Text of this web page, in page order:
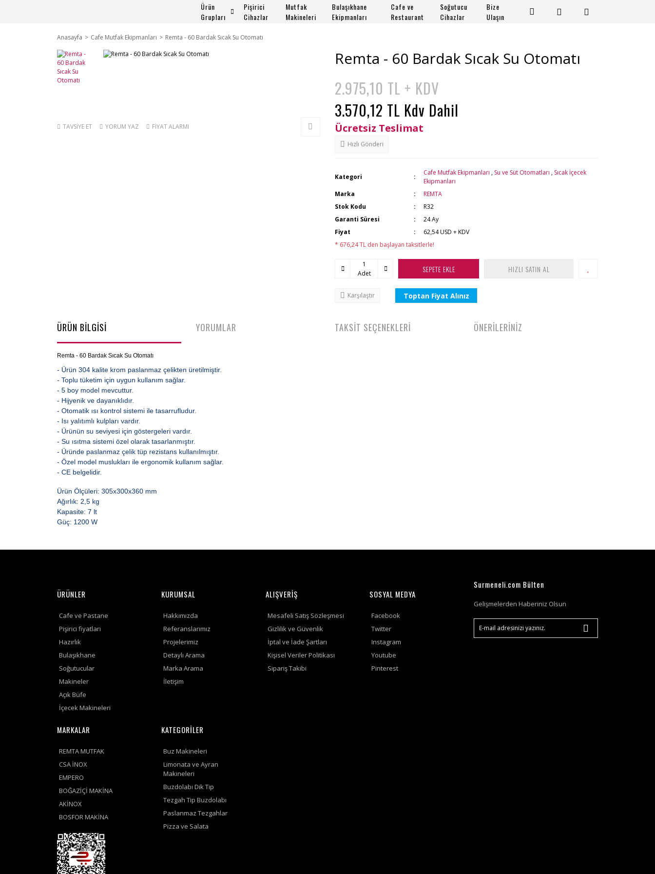
Ürün
Grupları
Pişirici
Cihazlar
Mutfak
Makineleri
Bulaşıkhane
Ekipmanları
Cafe ve
Restaurant
Soğutucu
Cihazlar
Bize
Ulaşın
Anasayfa Cafe Mutfak Ekipmanları Remta - 60 Bardak Sıcak Su Otomatı
TAVSİYE ET YORUM YAZ FİYAT ALARMI
Remta - 60 Bardak Sıcak Su Otomatı
2.975,10 TL + KDV
3.570,12 TL Kdv Dahil
Ücretsiz Teslimat
Hızlı Gönderi
Kategori
Cafe Mutfak Ekipmanları , Su ve Süt Otomatları , Sıcak İçecek
Ekipmanları
Marka
REMTA
Stok Kodu
R32
Garanti Süresi
24 Ay
Fiyat
62,54 USD + KDV
* 676,24 TL den başlayan taksitlerle!
Adet SEPETE EKLE HIZLI SATIN AL
Karşılaştır Toptan Fiyat Alınız
ÜRÜN BİLGİSİ
Remta - 60 Bardak Sıcak Su Otomatı
- Ürün 304 kalite krom paslanmaz çelikten üretilmiştir.
- Toplu tüketim için uygun kullanım sağlar.
- 5 boy model mevcuttur.
- Hijyenik ve dayanıklıdır.
- Otomatik ısı kontrol sistemi ile tasarrufludur.
- Isı yalıtımlı kulpları vardır.
- Ürünün su seviyesi için göstergeleri vardır.
- Su ısıtma sistemi özel olarak tasarlanmıştır.
- Üründe paslanmaz çelik tüp rezistans kullanılmıştır.
- Özel model muslukları ile ergonomik kullanım sağlar.
- CE belgelidir.
Ürün Ölçüleri: 305x300x360 mm
Ağırlık: 2,5 kg
Kapasite: 7 lt
Güç: 1200 W
YORUMLAR TAKSİT SEÇENEKLERİ ÖNERİLERİNİZ
ÜRÜNLER
Cafe ve Pastane
Pişirici fiyatları
Hazırlık
Bulaşıkhane
Soğutucular
Makineler
Açık Büfe
İçecek Makineleri
KURUMSAL
Hakkımızda
Referanslarımız
Projelerimiz
Detaylı Arama
Marka Arama
İletişim
ALIŞVERİŞ
Mesafeli Satış Sözleşmesi
Gizlilik ve Güvenlik
İptal ve İade Şartları
Kişisel Veriler Politikası
Sipariş Takibi
SOSYAL MEDYA
Facebook
Twitter
Instagram
Youtube
Pinterest
MARKALAR
REMTA MUTFAK
CSA İNOX
EMPERO
BOĞAZİÇİ MAKİNA
AKİNOX
BOSFOR MAKİNA
KATEGORİLER
Buz Makineleri
Limonata ve Ayran
Makineleri
Buzdolabı Dik Tip
Tezgah Tip Buzdolabı
Paslanmaz Tezgahlar
Pizza ve Salata
Surmeneli.com Bülten
Gelişmelerden Haberiniz Olsun